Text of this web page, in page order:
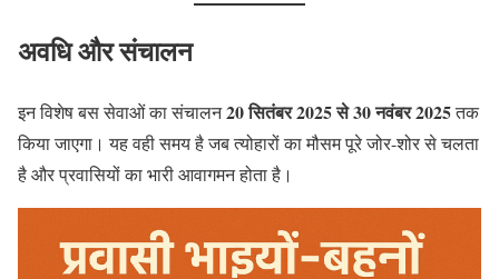
अवधि और संचालन
इन विशेष बस सेवाओं का संचालन20 सितंबर 2025 से 30 नवंबर 2025तक
किया जाएगा। यह वही समय है जब त्योहारों का मौसम पूरे जोर-शोर से चलता
है और प्रवासियों का भारी आवागमन होता है।